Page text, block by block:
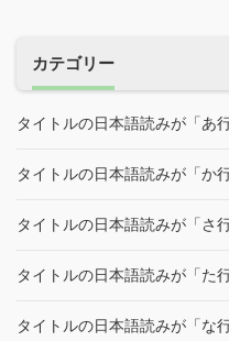
カテゴリー
タイトルの日本語読みが「あ
タイトルの日本語読みが「か
タイトルの日本語読みが「さ
タイトルの日本語読みが「た
タイトルの日本語読みが「な